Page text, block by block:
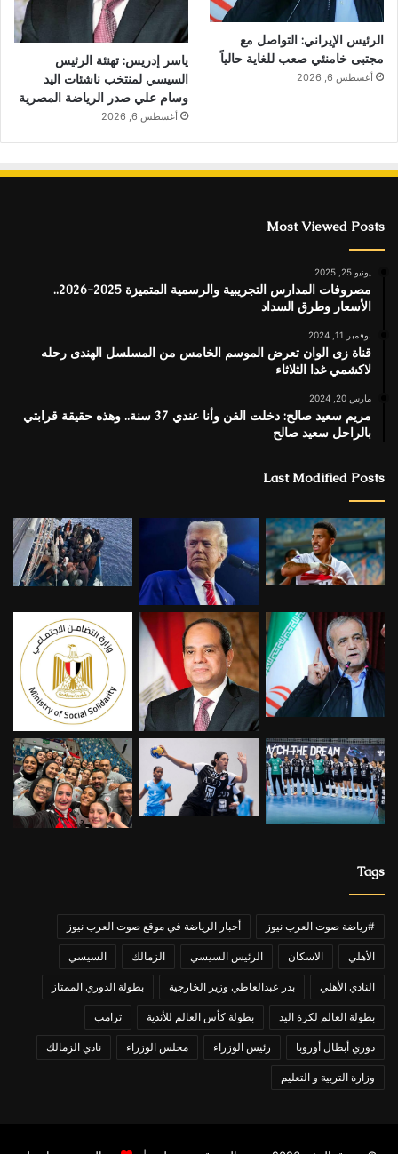
الرئيس الإيراني: التواصل مع
مجتبى خامنئي صعب للغاية حالياً
أغسطس 6, 2026
ياسر إدريس: تهنئة الرئيس
السيسي لمنتخب ناشئات اليد
وسام علي صدر الرياضة المصرية
أغسطس 6, 2026
Most Viewed Posts
يونيو 25, 2025
مصروفات المدارس التجريبية والرسمية المتميزة 2025-2026..
الأسعار وطرق السداد
نوفمبر 11, 2024
قناة زى الوان تعرض الموسم الخامس من المسلسل الهندى رحله
لاكشمي غدا الثلاثاء
مارس 20, 2024
مريم سعيد صالح: دخلت الفن وأنا عندي 37 سنة.. وهذه حقيقة قرابتي
بالراحل سعيد صالح
Last Modified Posts
Tags
#رياضة صوت العرب نيوز أخبار الرياضة في موقع صوت العرب نيوز
الأهلي الاسكان الرئيس السيسي الزمالك السيسي
النادي الأهلي بدر عبدالعاطي وزير الخارجية بطولة الدوري الممتاز
بطولة العالم لكرة اليد بطولة كأس العالم للأندية ترامب
دوري أبطال أوروبا رئيس الوزراء مجلس الوزراء نادي الزمالك
وزارة التربية و التعليم